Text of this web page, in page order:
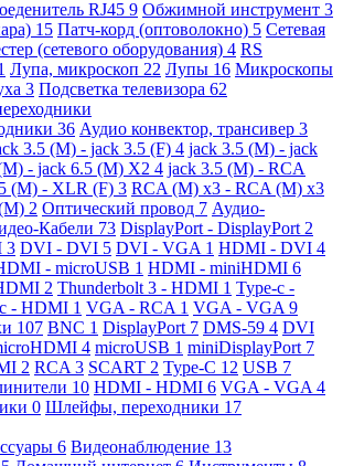
RJ45 9 Обжимной инструмент 3
15 Патч-корд (оптоволокно) 5 Сетевая
(сетевого оборудования) 4 RS
Лупа, микроскоп 22 Лупы 16 Микроскопы
3 Подсветка телевизора 62
36 Аудио конвектор, трансивер 3
3.5 (M) - jack 3.5 (F) 4 jack 3.5 (M) - jack
- jack 6.5 (M) X2 4 jack 3.5 (M) - RCA
(M) - XLR (F) 3 RCA (M) x3 - RCA (M) x3
2 Оптический провод 7 Аудио-
Кабели 73 DisplayPort - DisplayPort 2
3 DVI - DVI 5 DVI - VGA 1 HDMI - DVI 4
- microUSB 1 HDMI - miniHDMI 6
2 Thunderbolt 3 - HDMI 1 Type-c -
- HDMI 1 VGA - RCA 1 VGA - VGA 9
107 BNC 1 DisplayPort 7 DMS-59 4 DVI
4 microUSB 1 miniDisplayPort 7
2 RCA 3 SCART 2 Type-C 12 USB 7
10 HDMI - HDMI 6 VGA - VGA 4
0 Шлейфы, переходники 17
6 Видеонаблюдение 13